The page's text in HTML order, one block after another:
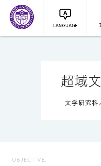
LANGUAGE
超域
文学研究科
OBJECTIVE.